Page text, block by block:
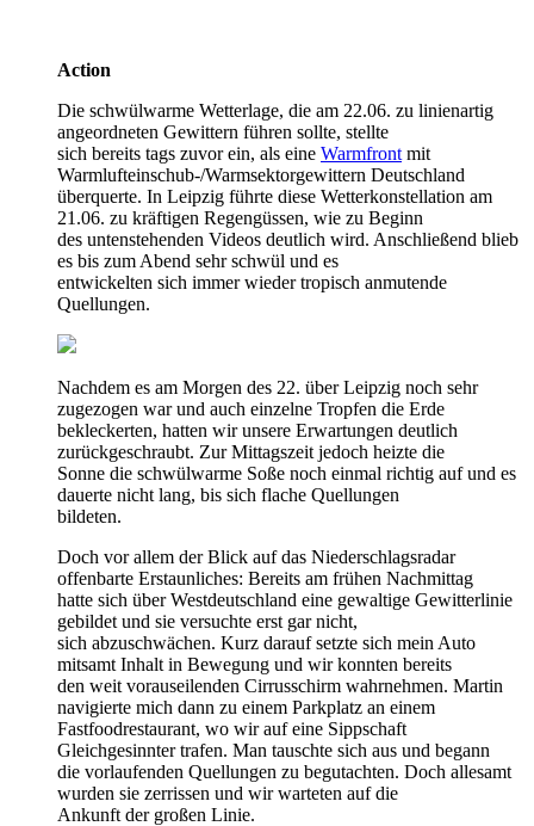
Action
Die schwülwarme Wetterlage, die am 22.06. zu linienartig
angeordneten Gewittern führen sollte, stellte
sich bereits tags zuvor ein, als eine Warmfront mit
Warmlufteinschub-/Warmsektorgewittern Deutschland
überquerte. In Leipzig führte diese Wetterkonstellation am
21.06. zu kräftigen Regengüssen, wie zu Beginn
des untenstehenden Videos deutlich wird. Anschließend blieb
es bis zum Abend sehr schwül und es
entwickelten sich immer wieder tropisch anmutende
Quellungen.
Nachdem es am Morgen des 22. über Leipzig noch sehr
zugezogen war und auch einzelne Tropfen die Erde
bekleckerten, hatten wir unsere Erwartungen deutlich
zurückgeschraubt. Zur Mittagszeit jedoch heizte die
Sonne die schwülwarme Soße noch einmal richtig auf und es
dauerte nicht lang, bis sich flache Quellungen
bildeten.
Doch vor allem der Blick auf das Niederschlagsradar
offenbarte Erstaunliches: Bereits am frühen Nachmittag
hatte sich über Westdeutschland eine gewaltige Gewitterlinie
gebildet und sie versuchte erst gar nicht,
sich abzuschwächen. Kurz darauf setzte sich mein Auto
mitsamt Inhalt in Bewegung und wir konnten bereits
den weit vorauseilenden Cirrusschirm wahrnehmen. Martin
navigierte mich dann zu einem Parkplatz an einem
Fastfoodrestaurant, wo wir auf eine Sippschaft
Gleichgesinnter trafen. Man tauschte sich aus und begann
die vorlaufenden Quellungen zu begutachten. Doch allesamt
wurden sie zerrissen und wir warteten auf die
Ankunft der großen Linie.